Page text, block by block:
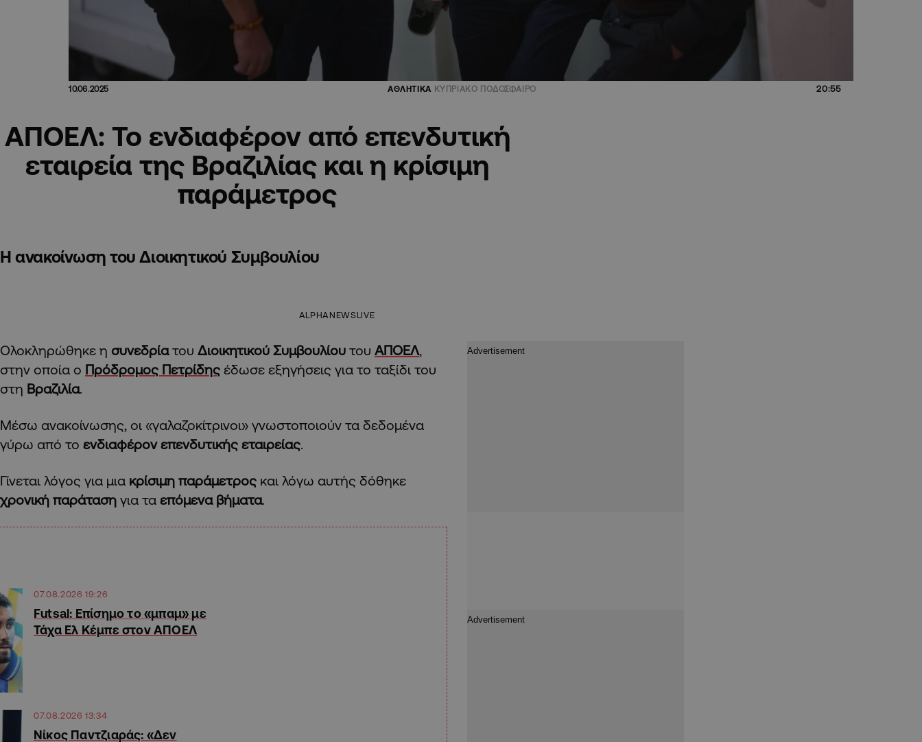
10.06.2025 ΑΘΛΗΤΙΚΑ ΚΥΠΡΙΑΚΟ ΠΟΔΟΣΦΑΙΡΟ 20:55
ΑΠΟΕΛ: Το ενδιαφέρον από επενδυτική
εταιρεία της Βραζιλίας και η κρίσιμη
παράμετρος
Η ανακοίνωση του Διοικητικού Συμβουλίου
ALPHANEWSLIVE
Ολοκληρώθηκε η συνεδρίατου Διοικητικού Συμβουλίου του ΑΠΟΕΛ,
στην οποία ο Πρόδρομος Πετρίδης έδωσε εξηγήσεις για το ταξίδι του
στη Βραζιλία.
Μέσω ανακοίνωσης, οι «γαλαζοκίτρινοι» γνωστοποιούν τα δεδομένα
γύρω από το ενδιαφέρον επενδυτικής εταιρείας.
Γίνεται λόγος για μια κρίσιμη παράμετρος και λόγω αυτής δόθηκε
χρονική παράταση για τα επόμενα βήματα.
07.08.2026 19:26
Futsal: Επίσημο το «μπαμ» με
Τάχα Ελ Κέμπε στον ΑΠΟΕΛ
07.08.2026 13:34
Νίκος Παντζιαράς: «Δεν